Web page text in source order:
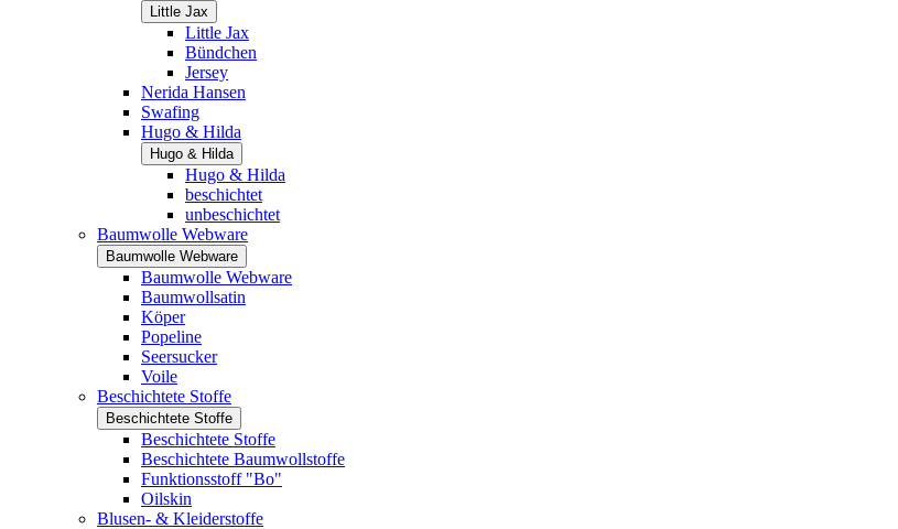
Little Jax
Little Jax
Bündchen
Jersey
Nerida Hansen
Swafing
Hugo & Hilda
Hugo & Hilda
Hugo & Hilda
beschichtet
unbeschichtet
Baumwolle Webware
Baumwolle Webware
Baumwolle Webware
Baumwollsatin
Köper
Popeline
Seersucker
Voile
Beschichtete Stoffe
Beschichtete Stoffe
Beschichtete Stoffe
Beschichtete Baumwollstoffe
Funktionsstoff "Bo"
Oilskin
Blusen- & Kleiderstoffe